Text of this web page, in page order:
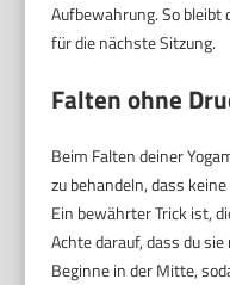
Aufbewahrung. So
für die nächste Sitzung.
Falten ohne
Beim Falten deiner
zu behandeln, dass
Ein bewährter Trick ist,
Achte darauf, dass du
Beginne in der Mitte,